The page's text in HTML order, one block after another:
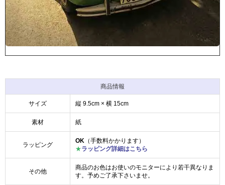
商品情報
サイズ 縦 9.5cm × 横 15cm
素材 紙
ラッピング
OK （手数料かかります）
★ラッピング詳細はこちら
その他
商品のお色はお使いのモニターにより若干異なりま
す。予めご了承下さいませ。